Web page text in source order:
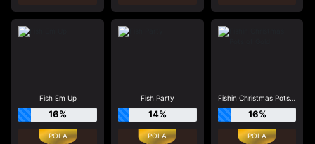
Fish Em Up
16%
Fish Party
14%
Fishin Christmas Pots of Gold
16%